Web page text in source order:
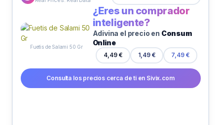
Fuetis de Salami 50 Gr
¿Eres un comprador
inteligente?
Adivina el precio en Consum
Online
4,49 € 1,49 € 7,49 €
Consulta los precios cerca de ti en Sivix.com